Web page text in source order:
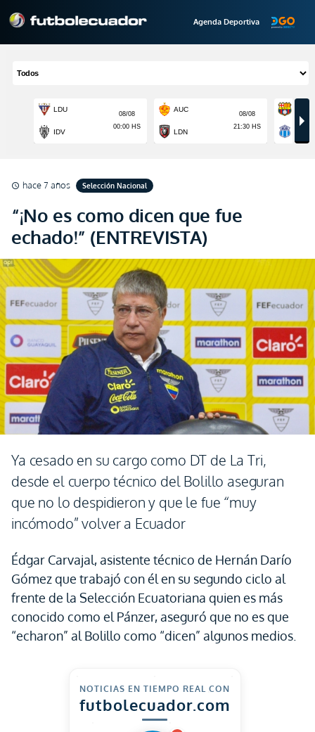
Agenda Deportiva
schedule hace 7 años Selección Nacional
“¡No es como dicen que fue
echado!” (ENTREVISTA)
Ya cesado en su cargo como DT de La Tri,
desde el cuerpo técnico del Bolillo aseguran
que no lo despidieron y que le fue “muy
incómodo” volver a Ecuador
Édgar Carvajal, asistente técnico de Hernán Darío
Gómez que trabajó con él en su segundo ciclo al
frente de la Selección Ecuatoriana quien es más
conocido como el Pánzer, aseguró que no es que
“echaron” al Bolillo como “dicen” algunos medios.
NOTICIAS EN TIEMPO REAL CON
futbolecuador.com